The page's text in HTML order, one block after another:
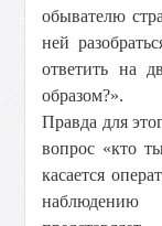
обывателю
ней
ответить на
образом?».
Правда для
вопрос «кто
касается